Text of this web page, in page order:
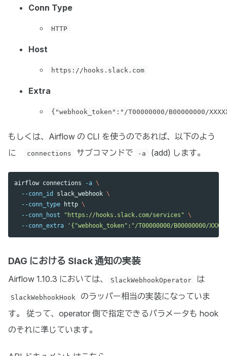
Conn Type
HTTP
Host
https://hooks.slack.com
Extra
{"webhook_token":"/T00000000/B00000000/
もしくは、Airflow の CLI を使うのであれば、以下のよう
に
connections サブコマンドで -a (add) します。
airflow connections -a \
--conn_id
slack_webhook \
--conn_type http \
--conn_host
"https://hooks.slack.com/services" \
--conn_extra
'{"webhook_token":"/T00000000/B00000000/
DAG における Slack 通知の実装
Airflow 1.10.3 においては、 SlackWebhookOperator は
SlackWebhookHook
のラッパー相当の実装になっていま
す。 従って、operator 側で指定できるパラメータも hook
のそれに準じています。